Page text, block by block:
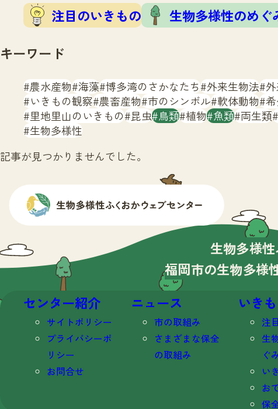
注目のいきもの 生物多様性のめぐ
キーワード
農水産物 海藻 博多湾のさかなたち 外来生物法
いきもの観察 農畜産物 市のシンボル 軟体動物
里地里山のいきもの 昆虫 鳥類 植物 魚類 両生類
生物多様性
記事が見つかりませんでした。
生物多様性
福岡市の生物多様
センター紹介
サイトポリシー
プライバシーポ
リシー
お問合せ
ニュース
市の取組み
さまざまな保全
の取組み
いき
注
生
ぐ
い
お
保